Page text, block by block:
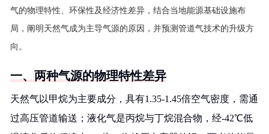
气的物理特性、环保性及经济性差异，结合当地能源基础设施布
局，阐明天然气成为主导气源的原因，并预测管道气技术的升级方
向。
一、两种气源的物理特性差异
天然气以甲烷为主要成分，具有1.35-1.45倍空气密度，需通
过高压管道输送；液化气是丙烷与丁烷混合物，经-42℃低